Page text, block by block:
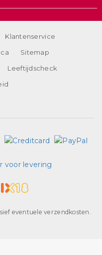
Klantenservice
Sitemap
Leeftijdscheck
eventuele verzendkosten.